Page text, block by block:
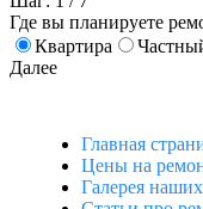
Где вы планируете
Квартира
Далее
Главная
Цены на
Галерея